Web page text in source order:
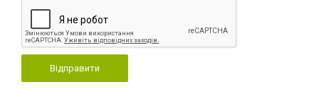
Відправити